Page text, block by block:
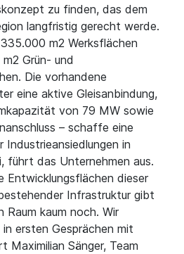
zu finden, das dem
langfristig gerecht werde.
m2 Werksflächen
Grün- und
Die vorhandene
eine aktive Gleisanbindung,
von 79 MW sowie
– schaffe eine
Industrieansiedlungen in
führt das Unternehmen aus.
Entwicklungsflächen dieser
Infrastruktur gibt
Raum kaum noch. Wir
ersten Gesprächen mit
Maximilian Sänger, Team